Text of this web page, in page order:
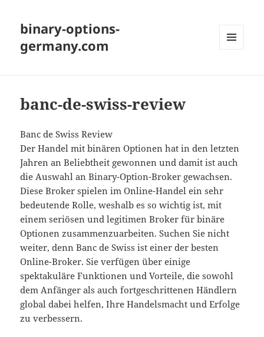
binary-options-
germany.com
banc-de-swiss-review
Banc de Swiss Review
Der Handel mit binären Optionen hat in den letzten
Jahren an Beliebtheit gewonnen und damit ist auch
die Auswahl an Binary-Option-Broker gewachsen.
Diese Broker spielen im Online-Handel ein sehr
bedeutende Rolle, weshalb es so wichtig ist, mit
einem seriösen und legitimen Broker für binäre
Optionen zusammenzuarbeiten. Suchen Sie nicht
weiter, denn Banc de Swiss ist einer der besten
Online-Broker. Sie verfügen über einige
spektakuläre Funktionen und Vorteile, die sowohl
dem Anfänger als auch fortgeschrittenen Händlern
global dabei helfen, Ihre Handelsmacht und Erfolge
zu verbessern.